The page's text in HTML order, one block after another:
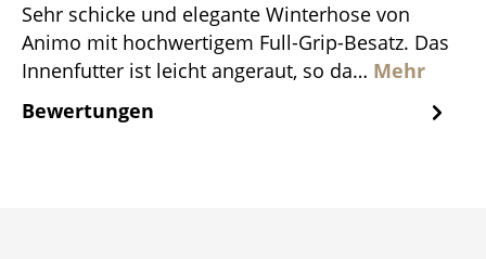
Sehr schicke und elegante Winterhose von
Animo mit hochwertigem Full-Grip-Besatz. Das
Innenfutter ist leicht angeraut, so da… Mehr
Bewertungen